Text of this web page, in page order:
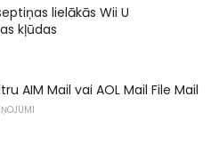
lielākās Wii U
kļūdas
AIM Mail vai AOL Mail File Mail